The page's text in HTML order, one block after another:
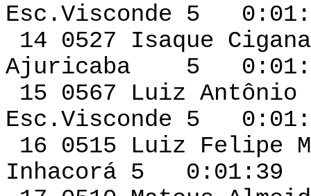
Esc.Visconde 5
14 0527 Isaque
Ajuricaba 5
15 0567 Luiz
Esc.Visconde 5
16 0515 Luiz
Inhacorá 5 0:01:39